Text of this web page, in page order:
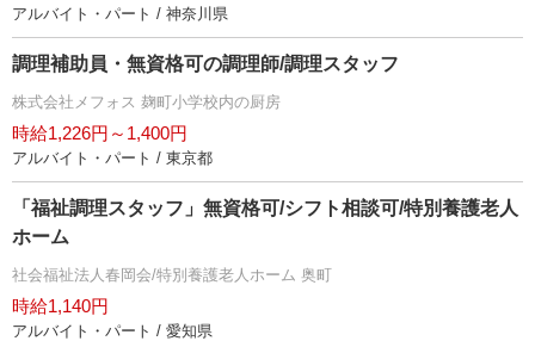
アルバイト・パート / 神奈川県
調理補助員・無資格可の調理師/調理スタッフ
株式会社メフォス 麹町小学校内の厨房
時給1,226円～1,400円
アルバイト・パート / 東京都
「福祉調理スタッフ」無資格可/シフト相談可/特別養護老人
ホーム
社会福祉法人春岡会/特別養護老人ホーム 奥町
時給1,140円
アルバイト・パート / 愛知県